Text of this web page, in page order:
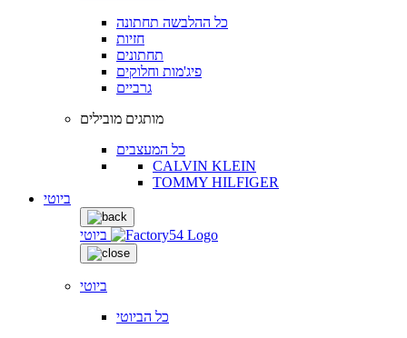
כל ההלבשה תחתונה
חזיות
תחתונים
פיג'מות וחלוקים
גרביים
מותגים מובילים
כל המעצבים
CALVIN KLEIN
TOMMY HILFIGER
ביוטי
ביוטי
ביוטי
כל הביוטי